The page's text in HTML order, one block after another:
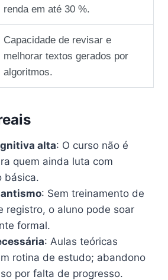
renda em até 30 %.
Capacidade de revisar e
melhorar textos gerados por
algoritmos.
alta: O curso não é
quem ainda luta com
básica.
: Sem treinamento de
registro, o aluno pode soar
formal.
: Aulas teóricas
rotina de estudo; abandono
por falta de progresso.